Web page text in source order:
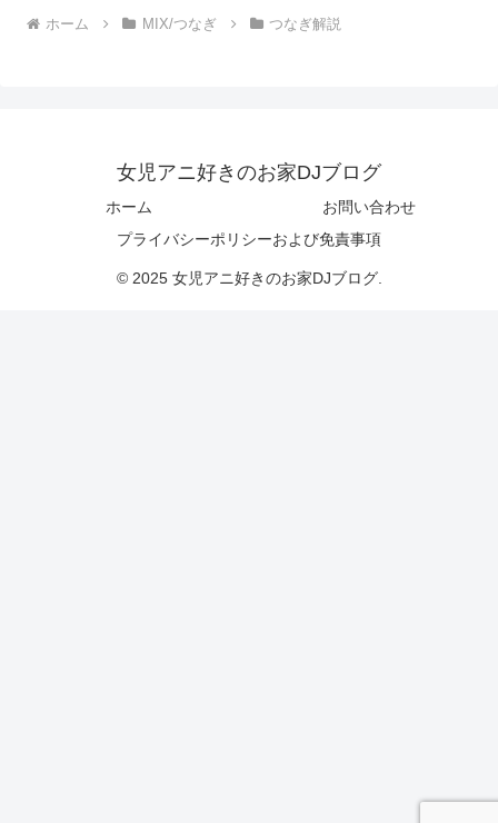
ホーム MIX/つなぎ つなぎ解説
女児アニ好きのお家DJブログ
ホーム
お問い合わせ
プライバシーポリシーおよび免責事項
© 2025 女児アニ好きのお家DJブログ.